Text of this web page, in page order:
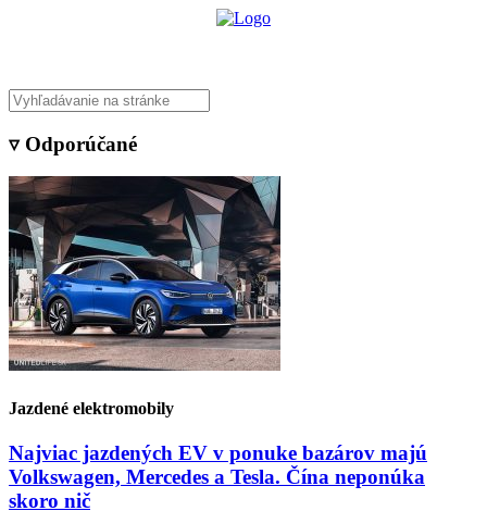
▿ Odporúčané
Jazdené elektromobily
Najviac jazdených EV v ponuke bazárov majú
Volkswagen, Mercedes a Tesla. Čína neponúka
skoro nič